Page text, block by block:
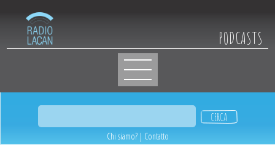
PODCASTS
Chi siamo? | Contatto